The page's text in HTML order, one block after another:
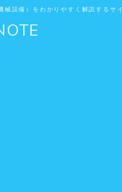
械設備）をわかりやすく解説するサ